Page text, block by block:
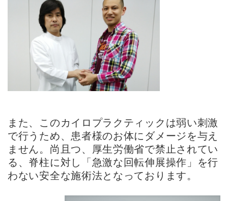
また、このカイロプラクティックは弱い刺激
で行うため、患者様のお体にダメージを与え
ません。尚且つ、厚生労働省で禁止されてい
る、脊柱に対し「急激な回転伸展操作」を行
わない安全な施術法となっております。